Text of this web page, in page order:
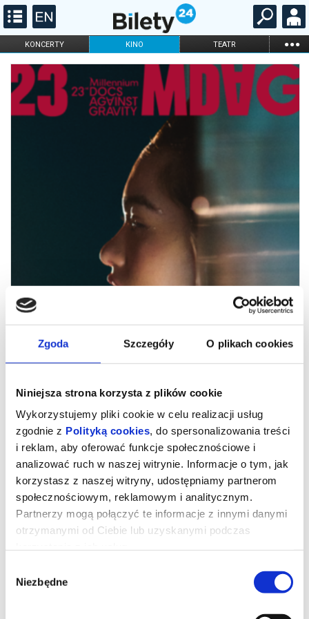
Zgoda Szczegóły O plikach cookies
Niniejsza strona korzysta z plików cookie
Wykorzystujemy pliki cookie w celu realizacji usług
zgodnie z Polityką cookies, do spersonalizowania treści
i reklam, aby oferować funkcje społecznościowe i
analizować ruch w naszej witrynie. Informacje o tym, jak
korzystasz z naszej witryny, udostępniamy partnerom
społecznościowym, reklamowym i analitycznym.
Partnerzy mogą połączyć te informacje z innymi danymi
otrzymanymi od Ciebie lub uzyskanymi podczas
zgody
Niezbędne
KONCERTY KINO TEATR ...
FILHARMONIA OPERA I BALET
STAND-UP
DLA DZIECI
ONLINE KARNETY
23. MDAG: Życie Jane | FKS |
prelekcja
Reżyseria: Lorenz Knauer